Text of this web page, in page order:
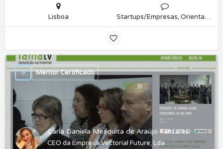
Lisboa Startups/Empresas, Orientação Profissional
Carla Daniela Mesquita de Araújo Fânzeres
CEO da Empresa Vectorial Future, Lda
Mentor Certificado